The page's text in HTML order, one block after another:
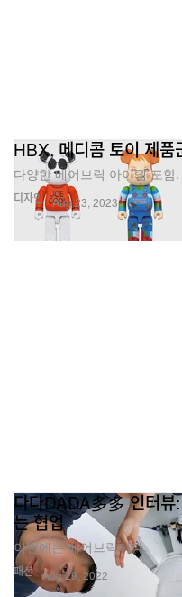
디자인
HBX, 메디콤 토이 제품
다양한 베어브릭 아이템 포함.
Aug 23, 2023
패션
다다DADA多多 인터뷰
는 협업
이번에는 베어브릭이다.
Aug 29, 2022